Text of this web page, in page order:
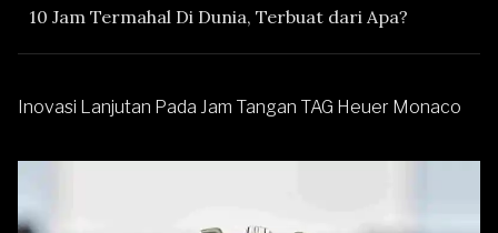
10 Jam Termahal Di Dunia, Terbuat dari Apa?
Inovasi Lanjutan Pada Jam Tangan TAG Heuer Monaco